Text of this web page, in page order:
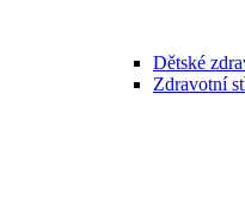
Dětské
Zdravotní